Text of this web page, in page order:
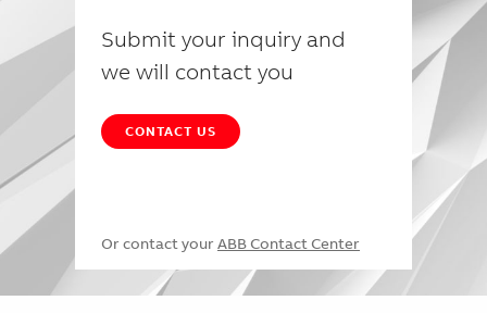
Submit your inquiry and
we will contact you
CONTACT US
Or contact your ABB Contact Center